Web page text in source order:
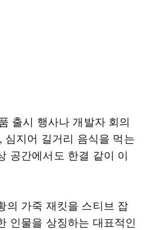
출시 행사나 개발자 회의
지어 길거리 음식을 먹는
공간에서도 한결 같이 이
의 가죽 재킷을 스티브 잡
인물을 상징하는 대표적인